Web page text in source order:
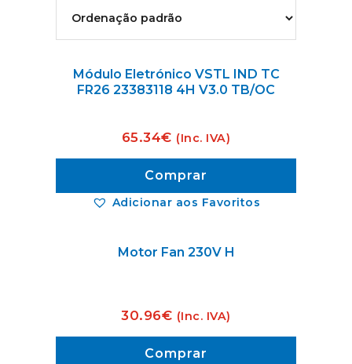
Adicionar aos Favoritos
Módulo Eletrónico VSTL IND TC
FR26 23383118 4H V3.0 TB/OC
65.34€ (Inc. IVA)
Comprar
Motor Fan 230V H
30.96€ (Inc. IVA)
Comprar